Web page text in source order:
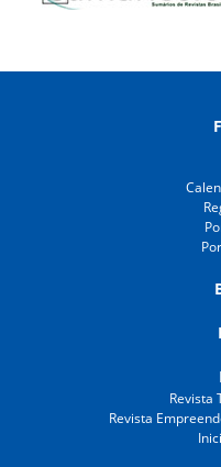
Revista
Revista